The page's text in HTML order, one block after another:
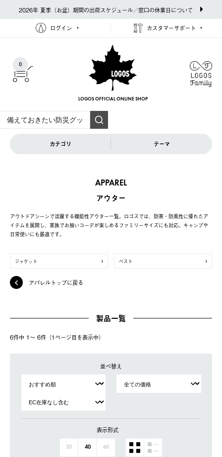
2026年 夏季（お盆）期間の出荷スケジュール／窓口の休業日について
ログイン カスタマーサポート
0
LOGOS OFFICIAL ONLINE SHOP
カテゴリ テーマ
APPAREL
アウター
アウトドアシーンで活躍する機能性アウター一覧。ロゴスでは、防寒・防風性に優れたア
イテムを展開し、家族でお揃いコーデが楽しめるファミリーサイズにも対応。キャンプや
日常使いにも最適です。
ジャケット ベスト
アパレルトップに戻る
製品一覧
6件中 1〜 6件（1ページ⽬を表⽰中）
並べ替え
表示形式
20 40 60